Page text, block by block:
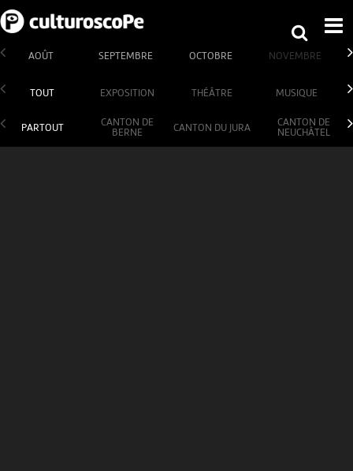
AOÛT SEPTEMBRE OCTOBRE NOVEMBRE
TOUT EXPOSITION THÉÂTRE MUSIQUE
PARTOUT
CANTON DE
BERNE
CANTON DU JURA
CANTON DE
NEUCHÂTEL